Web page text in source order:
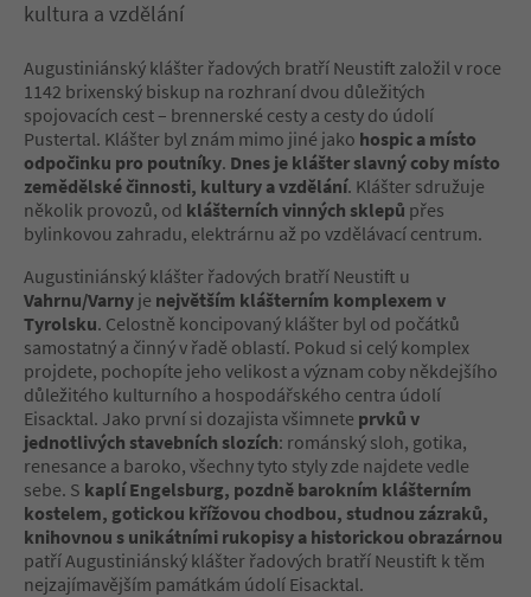
kultura a vzdělání
Augustiniánský klášter řadových bratří Neustift založil v roce
1142 brixenský biskup na rozhraní dvou důležitých
spojovacích cest – brennerské cesty a cesty do údolí
Pustertal. Klášter byl znám mimo jiné jako hospic a místo
odpočinku pro poutníky. Dnes je klášter slavný coby místo
zemědělské činnosti, kultury a vzdělání. Klášter sdružuje
několik provozů, od klášterních vinných sklepů přes
bylinkovou zahradu, elektrárnu až po vzdělávací centrum.
Augustiniánský klášter řadových bratří Neustift u
Vahrnu/Varny je největším klášterním komplexem v
Tyrolsku. Celostně koncipovaný klášter byl od počátků
samostatný a činný v řadě oblastí. Pokud si celý komplex
projdete, pochopíte jeho velikost a význam coby někdejšího
důležitého kulturního a hospodářského centra údolí
Eisacktal. Jako první si dozajista všimnete prvků v
jednotlivých stavebních slozích: románský sloh, gotika,
renesance a baroko, všechny tyto styly zde najdete vedle
sebe. S kaplí Engelsburg, pozdně barokním klášterním
kostelem, gotickou křížovou chodbou, studnou zázraků,
knihovnou s unikátními rukopisy a historickou obrazárnou
patří Augustiniánský klášter řadových bratří Neustift k těm
nejzajímavějším památkám údolí Eisacktal.